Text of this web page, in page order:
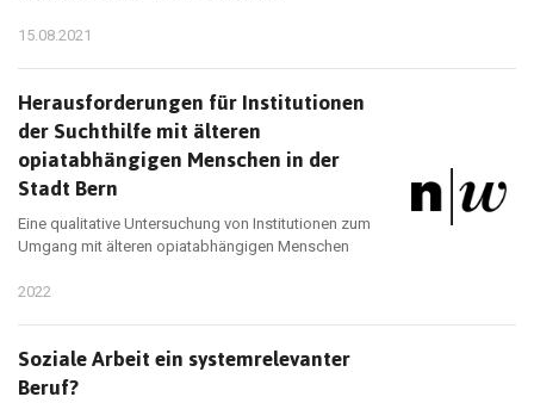
15.08.2021
Herausforderungen für Institutionen
der Suchthilfe mit älteren
opiatabhängigen Menschen in der
Stadt Bern
Eine qualitative Untersuchung von Institutionen zum
Umgang mit älteren opiatabhängigen Menschen
2022
Soziale Arbeit ein systemrelevanter
Beruf?